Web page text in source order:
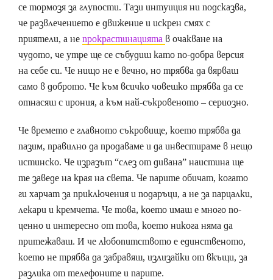
се тормозя за глупости. Тази интуиция ни подсказва,
че развлечението е движение и искрен смях с
приятели, а непрокрастинацията в очакване на
чудото, че утре ще се събудиш като по-добра версия
на себе си. Че нищо не е вечно, но трябва да вярваш
само в доброто. Че към всичко човешко трябва да се
отнасяш с ирония, а към най-съкровеното – сериозно.
Че времето е главното съкровище, което трябва да
пазим, правилно да продаваме и да инвестираме в нещо
истинско. Че изразът “слез от дивана” наистина ще
те заведе на края на света. Че парите обичат, когато
ги харчат за приключения и подаръци, а не за парцалки,
лекари и кремчета. Че това, което имаш е много по-
ценно и интересно от това, което никога няма да
притежаваш. И че любопитството е единственото,
което не трябва да забравяш, излизайки от вкъщи, за
разлика от телефоните и парите.